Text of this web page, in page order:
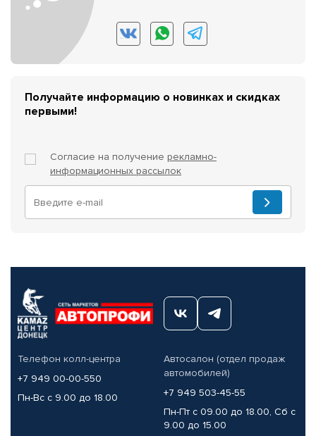
Получайте информацию о новинках и скидках
первыми!
Согласие на получение рекламно-
информационных рассылок
Телефон колл-центра
+7 949 00-00-550
Пн-Вс с 9.00 до 18.00
Автосалон (отдел продаж
автомобилей)
+7 949 503-45-55
Пн-Пт с 09.00 до 18.00, Сб с
9.00 до 15.00